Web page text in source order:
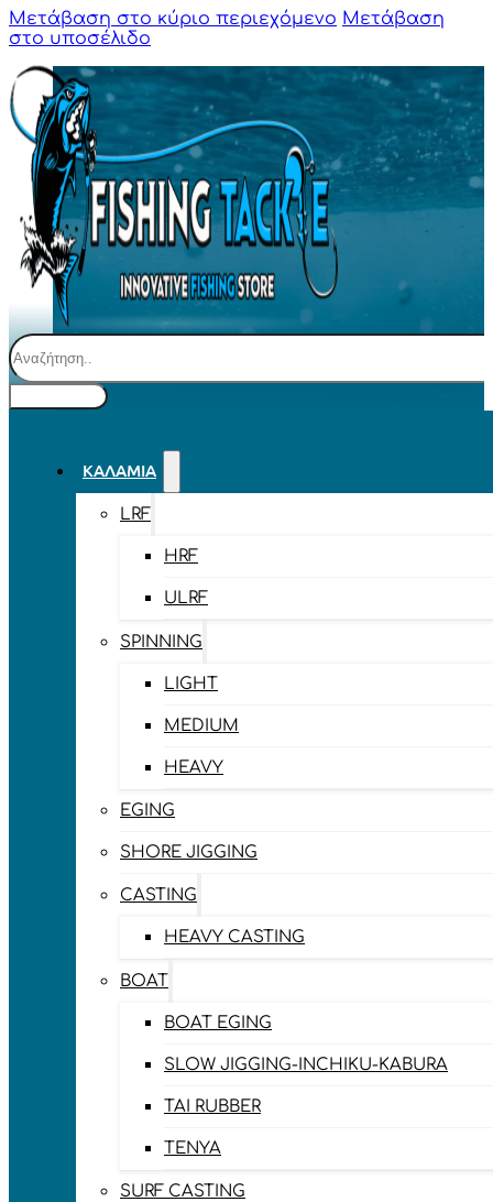
Μετάβαση στο κύριο περιεχόμενο Μετάβαση
στο υποσέλιδο
Αναζήτηση
ΚΑΛΆΜΙΑ
LRF
HRF
ULRF
SPINNING
LIGHT
MEDIUM
HEAVY
EGING
SHORE JIGGING
CASTING
HEAVY CASTING
BOAT
BOAT EGING
SLOW JIGGING-INCHIKU-KABURA
TAI RUBBER
TENYA
SURF CASTING